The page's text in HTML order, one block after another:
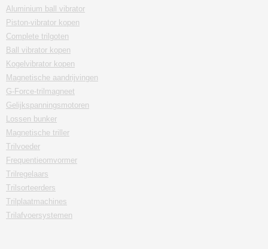
Aluminium ball vibrator
Piston-vibrator kopen
Complete trilgoten
Ball vibrator kopen
Kogelvibrator kopen
Magnetische aandrijvingen
G-Force-trilmagneet
Gelijkspanningsmotoren
Lossen bunker
Magnetische triller
Trilvoeder
Frequentieomvormer
Trilregelaars
Trilsorteerders
Trilplaatmachines
Trilafvoersystemen